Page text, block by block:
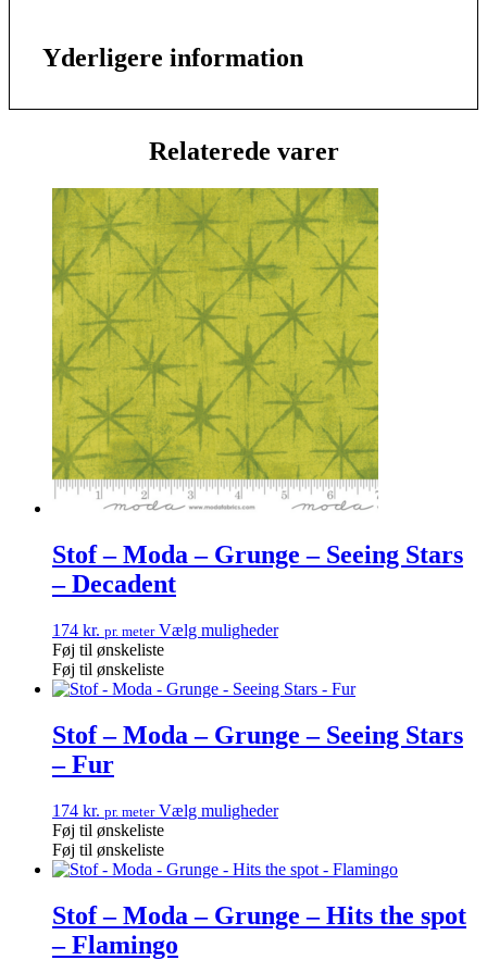
Yderligere information
Relaterede varer
Stof – Moda – Grunge – Seeing Stars
– Decadent
174 kr. pr. meter Vælg muligheder
Føj til ønskeliste
Føj til ønskeliste
Stof – Moda – Grunge – Seeing Stars
– Fur
174 kr. pr. meter Vælg muligheder
Føj til ønskeliste
Føj til ønskeliste
Stof – Moda – Grunge – Hits the spot
– Flamingo